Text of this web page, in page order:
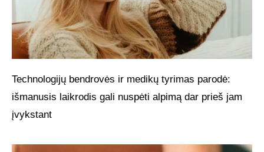
Technologijų bendrovės ir medikų tyrimas parodė:
išmanusis laikrodis gali nuspėti alpimą dar prieš jam
įvykstant